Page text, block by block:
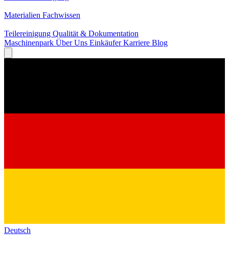
Materialien Fachwissen
Teilereinigung Qualität & Dokumentation
Maschinenpark Über Uns EinkäuferKarriere Blog
Deutsch